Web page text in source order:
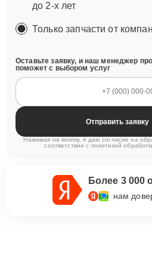
до 2-х лет
Только запчасти от
Оставьте заявку, и наш менеджер
поможет с выбором услуг
Отправить заявку
Нажимая на кнопку, я даю согласие на
соответствии с политикой
Более 3 000
нам